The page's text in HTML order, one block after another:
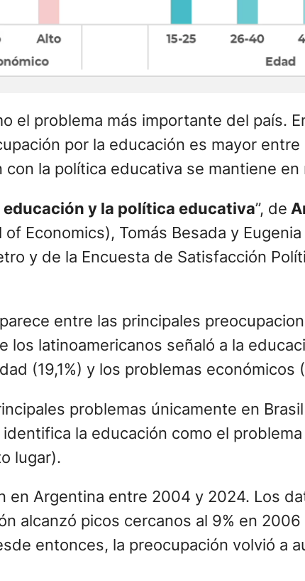
el problema más importante del país.
por la educación es mayor entre
la política educativa se mantiene en
educación y la política educativa
Economics), Tomás Besada y
y de la Encuesta de Satisfacción
entre las principales
latinoamericanos señaló a la
(19,1%) y los problemas económicos
problemas únicamente en Brasil
la educación como el problema
lugar).
en Argentina entre 2004 y 2024. Los
alcanzó picos cercanos al 9% en 2006
entonces, la preocupación volvió a